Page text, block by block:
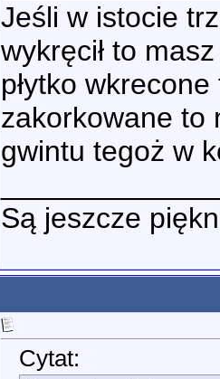
Jeśli w istocie
wykręcił to
płytko
zakorkowane to
gwintu tegoż w
Są jeszcze
Cytat: